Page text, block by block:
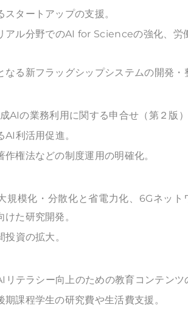
タートアップの支援。
アル分野でのAI for Scienceの強化、労
なる新フラッグシップシステムの開発・
AIの業務利用に関する申合せ（第２版）
利活用促進。
権法などの制度運用の明確化。
規模化・分散化と省電力化、6Gネッ
た研究開発。
資の拡大。
テラシー向上のための教育コンテンツ
課程学生の研究費や生活費支援。